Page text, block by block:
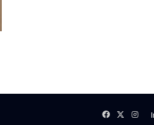
Facebook
X